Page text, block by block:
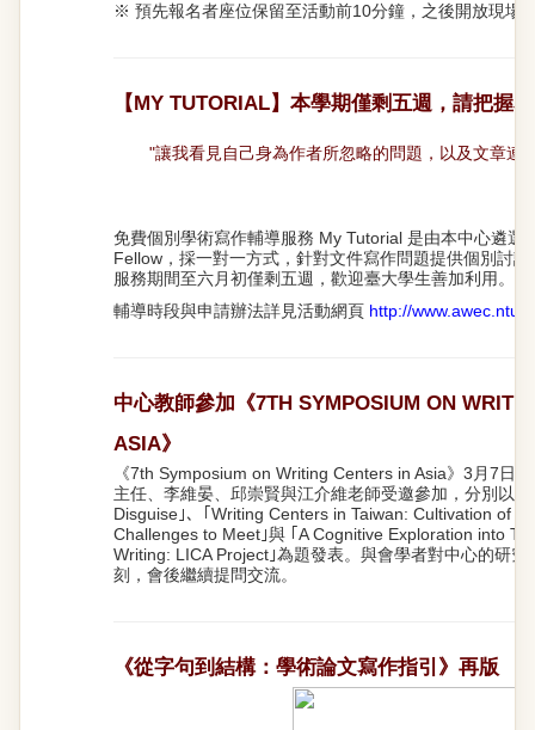
※ 預先報名者座位保留至活動前10分鐘，之後開放現場
【MY TUTORIAL】本學期僅剩五週，請把握
"讓我看見自己身為作者所忽略的問題，以及文章連
免費個別學術寫作輔導服務 My Tutorial 是由本中心遴選
Fellow，採一對一方式，針對文件寫作問題提供個別討
服務期間至六月初僅剩五週，歡迎臺大學生善加利用。
輔導時段與申請辦法詳見活動網頁 http://
中心教師參加《7TH SYMPOSIUM ON
ASIA》
《7th Symposium on Writing Centers in Asia》3月7日
主任、李維晏、邱崇賢與江介維老師受邀參加，分別以 ｢
Disguise｣、｢Writing Centers in Taiwan: Cultivation of
Challenges to Meet｣與 ｢A Cognitive Exploration into
Writing: LICA Project｣為題發表。與會學者對中心的研究
刻，會後繼續提問交流。
《從字句到結構：學術論文寫作指引》再版